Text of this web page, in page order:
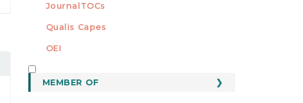
JournalTOCs
Qualis Capes
OEI
MEMBER OF